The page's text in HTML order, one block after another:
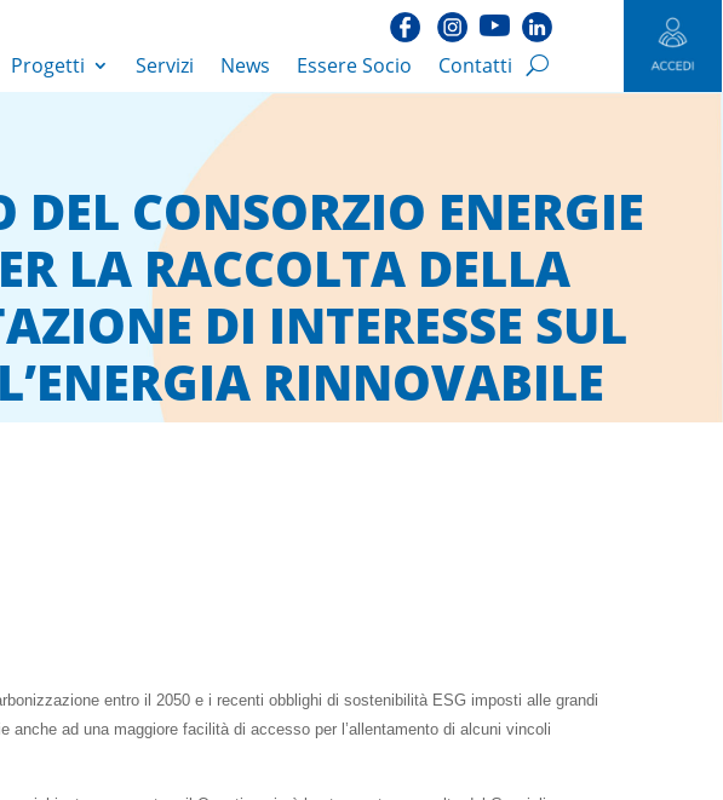
Progetti Servizi News Essere Socio Contatti
DEL CONSORZIO ENERGIE
LA RACCOLTA DELLA
DI INTERESSE SUL
RINNOVABILE
entro il 2050 e i recenti obblighi di sostenibilità ESG imposti alle grandi
ad una maggiore facilità di accesso per l’allentamento di alcuni vincoli